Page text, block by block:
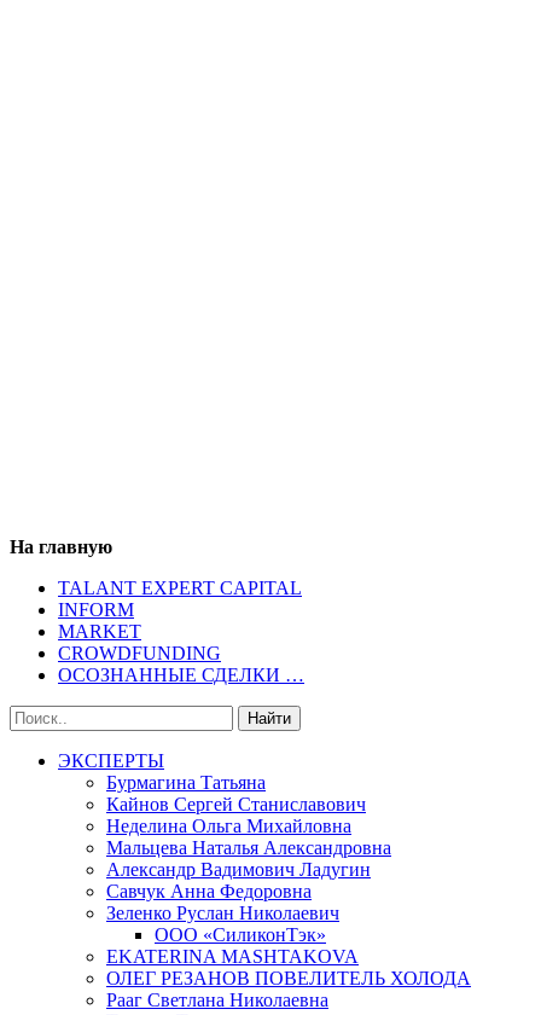
На главную
TALANT EXPERT CAPITAL
INFORM
MARKET
CROWDFUNDING
ОСОЗНАННЫЕ СДЕЛКИ …
ЭКСПЕРТЫ
Бурмагина Татьяна
Кайнов Сергей Станиславович
Неделина Ольга Михайловна
Мальцева Наталья Александровна
Александр Вадимович Ладугин
Савчук Анна Федоровна
Зеленко Руслан Николаевич
ООО «СиликонТэк»
EKATERINA MASHTAKOVA
ОЛЕГ РЕЗАНОВ ПОВЕЛИТЕЛЬ ХОЛОДА
Рааг Светлана Николаевна